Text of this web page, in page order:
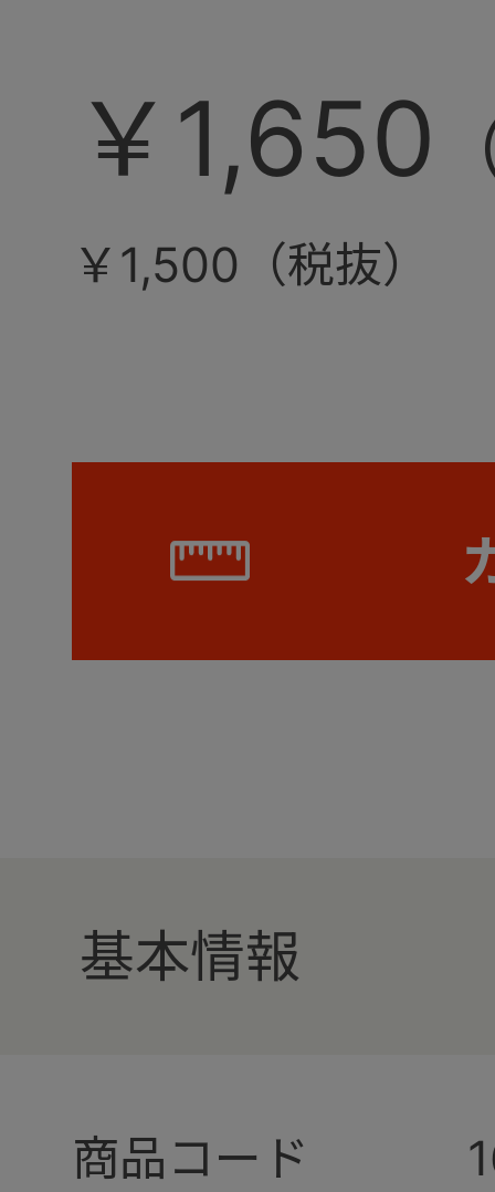
￥1,650
￥1,500（税抜）
基本情報
商品コード